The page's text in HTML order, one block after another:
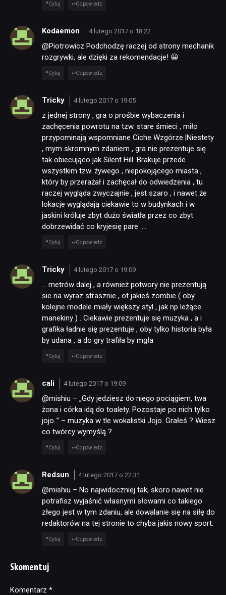
Cytuj Odpowiedz
Kodaemon 4 lutego 2017 o 18:22
@Piotrowicz Podchodzę raczej od strony mechanik
rozgrywki, ale dzięki za rekomendacje! 😀
Cytuj Odpowiedz
Tricky 4 lutego 2017 o 19:05
z jednej strony , gra o prośbie wybaczenia i
zachęcenia powrotu na tzw. stare śmieci , miło
przypominają wspomniane Ciche Wzgórze.|Niestety
, mym skromnym zdaniem , gra nie prezentuje się
tak obiecująco jak Silent Hill. Brakuje przede
wszystkim tzw. żywego , niepokojącego miasta ,
który by przerażał i zachęcał do odwiedzenia , tu
raczej wygląda zwyczajnie , jest szaro , i nawet że
lokacje wyglądają ciekawie to w budynkach i w
jaskini króluje zbyt dużo światła przez co zbyt
dobrzewidać co kryjesię pare ….
Cytuj Odpowiedz
Tricky 4 lutego 2017 o 19:09
… metrów dalej , a również potwory nie prezentują
sie na wyraz strasznie , ot jakieś zombie ( oby
kolejne modele miały większy styl , jak np leżące
manekiny ) . Ciekawie prezentuje się muzyka , a i
grafika ładnie się prezentuje , oby tylko historia była
by udana , a do gry trafiła by mgła
Cytuj Odpowiedz
cali 4 lutego 2017 o 19:09
@mishiu – „Gdy jedziesz do niego pociągiem, twa
żona i córka idą do toalety. Pozostaje po nich tylko
jojo..” – muzyka w tle wokalistki Jojo. Grałeś ? Wiesz
co twórcy wymyślą ?
Cytuj Odpowiedz
Redsun 4 lutego 2017 o 22:31
@mishiu – No najwidoczniej tak, skoro nawet nie
potrafisz wyjaśnić własnymi słowami co takiego
złego jest w tym zdaniu, ale dowalanie się na siłę do
redaktorów na tej stronie to chyba jakis nowy sport.
Cytuj Odpowiedz
Skomentuj
Komentarz *
Alternative: